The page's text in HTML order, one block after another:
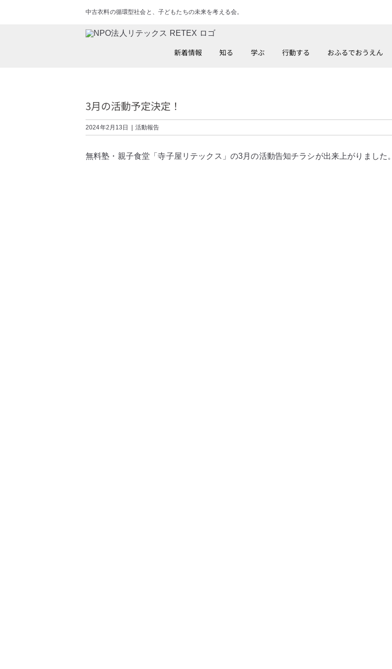
中古衣料の循環型社会と、子どもたちの未来を考える会。
新着情報 知る 学ぶ 行動する おふるでおうえん
3月の活動予定決定！
2024年2月13日 活動報告
無料塾・親子食堂「寺子屋リテックス」の3月の活動告知チラシが出来上がりました。